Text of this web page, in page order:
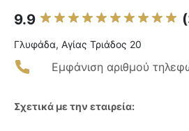
9.9
Γλυφάδα, Αγίας Τριάδος 20
Εμφάνιση αριθμού
Σχετικά με την εταιρεία: